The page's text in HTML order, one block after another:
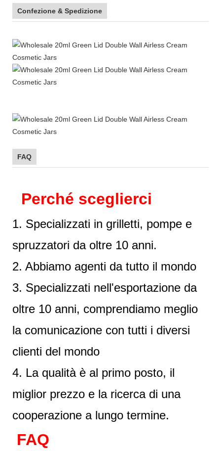
Confezione & Spedizione
FAQ
Perché sceglierci
1. Specializzati in grilletti, pompe e
spruzzatori da oltre 10 anni.
2. Abbiamo agenti da tutto il mondo
3. Specializzati nell'esportazione da
oltre 10 anni, comprendiamo meglio
la comunicazione con tutti i diversi
clienti del mondo
4. La qualità è al primo posto, il
miglior prezzo e la ricerca di una
cooperazione a lungo termine.
FAQ